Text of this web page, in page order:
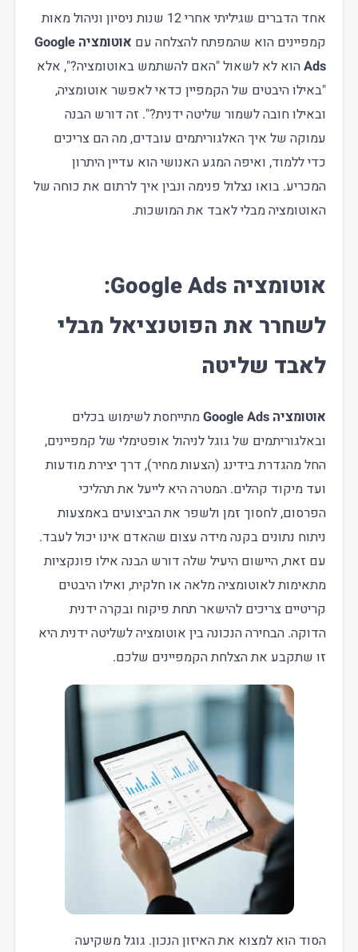
אחד הדברים שגיליתי אחרי 12 שנות ניסיון וניהול מאות
קמפיינים הוא שהמפתח להצלחה עם
אוטומציה Google
Adsהוא לא לשאול "האם להשתמש באוטומציה?", אלא
"באילו היבטים של הקמפיין כדאי לאפשר אוטומציה,
ובאילו חובה לשמור שליטה ידנית?". זה דורש הבנה
עמוקה של איך האלגוריתמים עובדים, מה הם צריכים
כדי ללמוד, ואיפה המגע האנושי הוא עדיין היתרון
המכריע. בואו נצלול פנימה ונבין איך לרתום את כוחה של
האוטומציה מבלי לאבד את המושכות.
אוטומציה Google Ads:
לשחרר את הפוטנציאל מבלי
לאבד שליטה
אוטומציה Google Ads
מתייחסת לשימוש בכלים
ובאלגוריתמים של גוגל לניהול אופטימלי של קמפיינים,
החל מהגדרת בידינג (הצעות מחיר), דרך יצירת מודעות
ועד מיקוד קהלים. המטרה היא לייעל את תהליכי
הפרסום, לחסוך זמן ולשפר את הביצועים באמצעות
ניתוח נתונים בקנה מידה עצום שהאדם אינו יכול לעבד.
עם זאת, היישום היעיל שלה דורש הבנה אילו פונקציות
מתאימות לאוטומציה מלאה או חלקית, ואילו היבטים
קריטיים צריכים להישאר תחת פיקוח ובקרה ידנית
הדוקה. הבחירה הנכונה בין אוטומציה לשליטה ידנית היא
זו שתקבע את הצלחת הקמפיינים שלכם.
הסוד הוא למצוא את האיזון הנכון. גוגל משקיעה